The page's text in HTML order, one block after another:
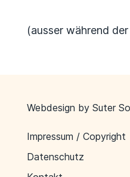
(ausser während
Webdesign by Suter
Impressum / Copyright
Datenschutz